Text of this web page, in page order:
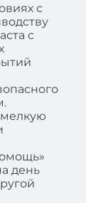
с
с
день